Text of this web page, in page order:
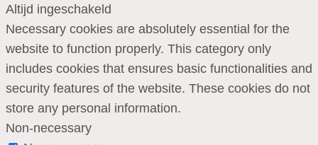
Altijd ingeschakeld
Necessary cookies are absolutely essential for the
website to function properly. This category only
includes cookies that ensures basic functionalities and
security features of the website. These cookies do not
store any personal information.
Non-necessary